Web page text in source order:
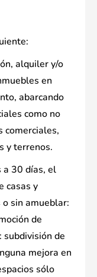
alquiler y/o
en
abarcando
como no
comerciales,
y terrenos.
a 30 días, el
casas y
sin amueblar:
de
subdivisión de
mejora en
sólo